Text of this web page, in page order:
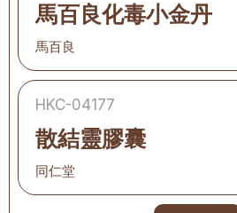
馬百良化毒小金丹
馬百良
HKC-04177
散結靈膠囊
同仁堂